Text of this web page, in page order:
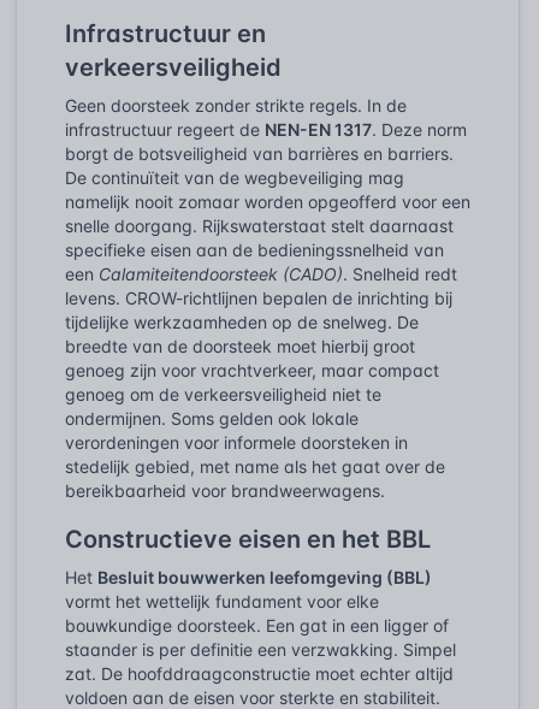
Infrastructuur en
verkeersveiligheid
Geen doorsteek zonder strikte regels. In de
infrastructuur regeert de NEN-EN 1317. Deze norm
borgt de botsveiligheid van barrières en barriers.
De continuïteit van de wegbeveiliging mag
namelijk nooit zomaar worden opgeofferd voor een
snelle doorgang. Rijkswaterstaat stelt daarnaast
specifieke eisen aan de bedieningssnelheid van
een Calamiteitendoorsteek (CADO). Snelheid redt
levens. CROW-richtlijnen bepalen de inrichting bij
tijdelijke werkzaamheden op de snelweg. De
breedte van de doorsteek moet hierbij groot
genoeg zijn voor vrachtverkeer, maar compact
genoeg om de verkeersveiligheid niet te
ondermijnen. Soms gelden ook lokale
verordeningen voor informele doorsteken in
stedelijk gebied, met name als het gaat over de
bereikbaarheid voor brandweerwagens.
Constructieve eisen en het BBL
Het Besluit bouwwerken leefomgeving (BBL)
vormt het wettelijk fundament voor elke
bouwkundige doorsteek. Een gat in een ligger of
staander is per definitie een verzwakking. Simpel
zat. De hoofddraagconstructie moet echter altijd
voldoen aan de eisen voor sterkte en stabiliteit.